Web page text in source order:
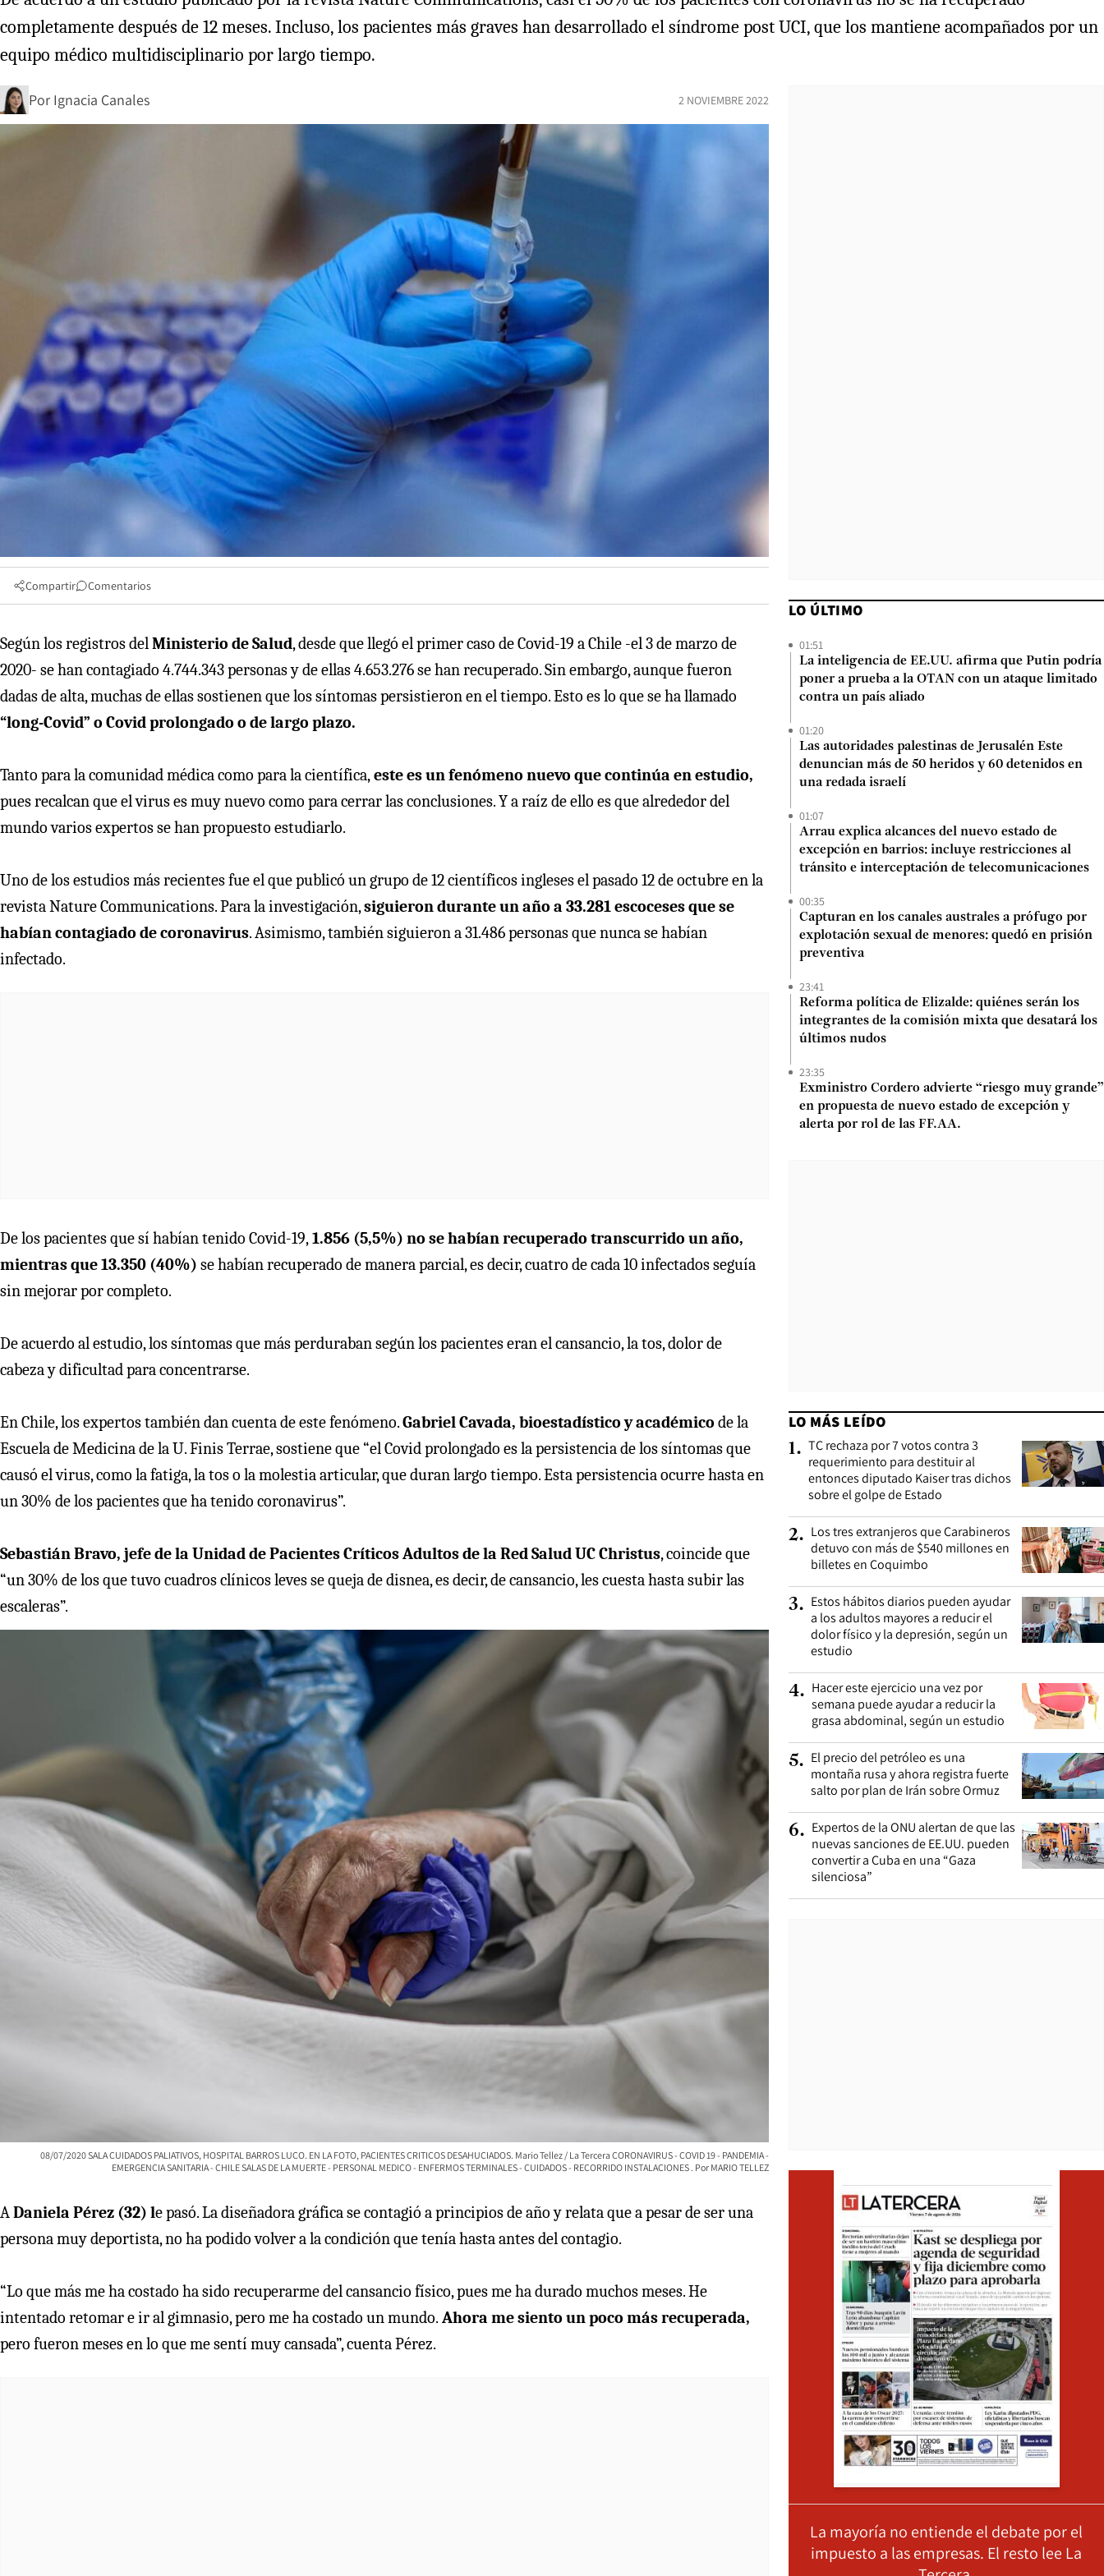
completamente después de 12 meses. Incluso, los pacientes más graves han desarrollado el síndrome post UCI, que los mantiene acompañados por un
equipo médico multidisciplinario por largo tiempo.
Por Ignacia Canales 2 NOVIEMBRE 2022
Compartir Comentarios
Según los registros delMinisterio de Salud, desde que llegó el primer caso de Covid-19 a Chile -el 3 de marzo de
2020- se han contagiado 4.744.343 personas y de ellas 4.653.276 se han recuperado. Sin embargo, aunque fueron
dadas de alta, muchas de ellas sostienen que los síntomas persistieron en el tiempo. Esto es lo que se ha llamado
“long-Covid” o Covid prolongado o de largo plazo.
Tanto para la comunidad médica como para la científica,este es un fenómeno nuevo que continúa en estudio,
pues recalcan que el virus es muy nuevo como para cerrar las conclusiones. Y a raíz de ello es que alrededor del
mundo varios expertos se han propuesto estudiarlo.
Uno de los estudios más recientes fue el que publicó un grupo de 12 científicos ingleses el pasado 12 de octubre en la
revista Nature Communications. Para la investigación,siguieron durante un año a 33.281 escoceses que se
habían contagiado de coronavirus. Asimismo, también siguieron a 31.486 personas que nunca se habían
infectado.
De los pacientes que sí habían tenido Covid-19,1.856 (5,5%) no se habían recuperado transcurrido un año,
mientras que 13.350 (40%) se habían recuperado de manera parcial, es decir, cuatro de cada 10 infectados seguía
sin mejorar por completo.
De acuerdo al estudio, los síntomas que más perduraban según los pacientes eran el cansancio, la tos, dolor de
cabeza y dificultad para concentrarse.
En Chile, los expertos también dan cuenta de este fenómeno.Gabriel Cavada, bioestadístico y académico de la
Escuela de Medicina de la U. Finis Terrae, sostiene que “el Covid prolongado es la persistencia de los síntomas que
causó el virus, como la fatiga, la tos o la molestia articular, que duran largo tiempo. Esta persistencia ocurre hasta en
un 30% de los pacientes que ha tenido coronavirus”.
Sebastián Bravo, jefe de la Unidad de Pacientes Críticos Adultos de la Red Salud UC Christus, coincide que
“un 30% de los que tuvo cuadros clínicos leves se queja de disnea, es decir, de cansancio, les cuesta hasta subir las
escaleras”.
08/07/2020 SALA CUIDADOS PALIATIVOS, HOSPITAL BARROS LUCO. EN LA FOTO, PACIENTES CRITICOS DESAHUCIADOS. Mario Tellez / La Tercera CORONAVIRUS - COVID 19 - PANDEMIA -
EMERGENCIA SANITARIA - CHILE SALAS DE LA MUERTE - PERSONAL MEDICO - ENFERMOS TERMINALES - CUIDADOS - RECORRIDO INSTALACIONES
MARIO TELLEZ
ADaniela Pérez (32) le pasó. La diseñadora gráfica se contagió a principios de año y relata que a pesar de ser una
persona muy deportista, no ha podido volver a la condición que tenía hasta antes del contagio.
“Lo que más me ha costado ha sido recuperarme del cansancio físico, pues me ha durado muchos meses. He
intentado retomar e ir al gimnasio, pero me ha costado un mundo. Ahora me siento un poco más recuperada,
pero fueron meses en lo que me sentí muy cansada”, cuenta Pérez.
LO ÚLTIMO
01:51
La inteligencia de EE.UU. afirma que Putin podría
poner a prueba a la OTAN con un ataque limitado
contra un país aliado
01:20
Las autoridades palestinas de Jerusalén Este
denuncian más de 50 heridos y 60 detenidos en
una redada israelí
01:07
Arrau explica alcances del nuevo estado de
excepción en barrios: incluye restricciones al
tránsito e interceptación de telecomunicaciones
00:35
Capturan en los canales australes a prófugo por
explotación sexual de menores: quedó en prisión
preventiva
23:41
Reforma política de Elizalde: quiénes serán los
integrantes de la comisión mixta que desatará los
últimos nudos
23:35
Exministro Cordero advierte “riesgo muy grande”
en propuesta de nuevo estado de excepción y
alerta por rol de las FF.AA.
LO MÁS LEÍDO
1. TC rechaza por 7 votos contra 3
requerimiento para destituir al
entonces diputado Kaiser tras dichos
sobre el golpe de Estado
2. Los tres extranjeros que Carabineros
detuvo con más de $540 millones en
billetes en Coquimbo
3. Estos hábitos diarios pueden ayudar
a los adultos mayores a reducir el
dolor físico y la depresión, según un
estudio
4. Hacer este ejercicio una vez por
semana puede ayudar a reducir la
grasa abdominal, según un estudio
5. El precio del petróleo es una
montaña rusa y ahora registra fuerte
salto por plan de Irán sobre Ormuz
6. Expertos de la ONU alertan de que las
nuevas sanciones de EE.UU. pueden
convertir a Cuba en una “Gaza
silenciosa”
La mayoría no entiende el debate por el
impuesto a las empresas. El resto lee La